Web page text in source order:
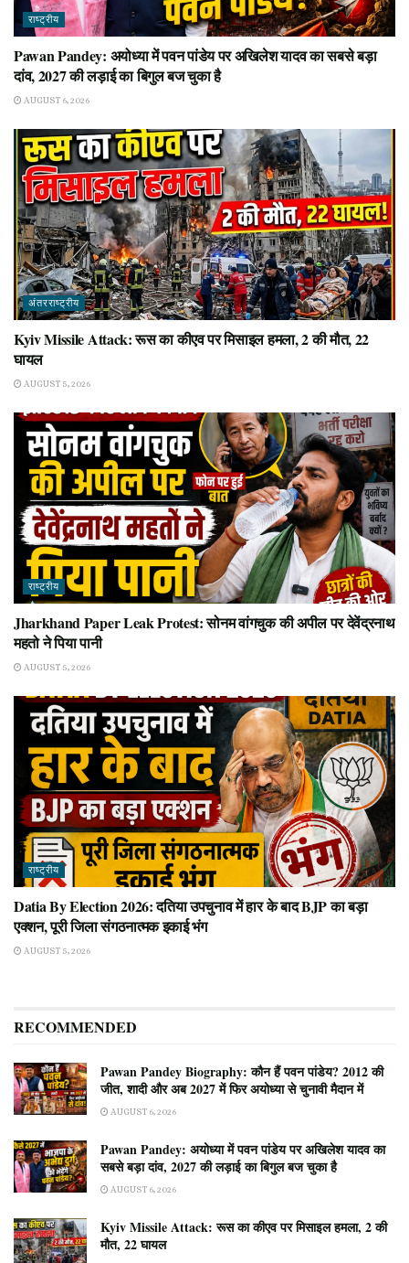
राष्ट्रीय
Pawan Pandey: अयोध्या में पवन पांडेय पर अखिलेश यादव का सबसे बड़ा
दांव, 2027 की लड़ाई का बिगुल बज चुका है
AUGUST 6, 2026
अंतरराष्ट्रीय
Kyiv Missile Attack: रूस का कीएव पर मिसाइल हमला, 2 की मौत, 22
घायल
AUGUST 5, 2026
राष्ट्रीय
Jharkhand Paper Leak Protest: सोनम वांगचुक की अपील पर देवेंद्रनाथ
महतो ने पिया पानी
AUGUST 5, 2026
राष्ट्रीय
Datia By Election 2026: दतिया उपचुनाव में हार के बाद BJP का बड़ा
एक्शन, पूरी जिला संगठनात्मक इकाई भंग
AUGUST 5, 2026
RECOMMENDED
Pawan Pandey Biography: कौन हैं पवन पांडेय? 2012 की
जीत, शादी और अब 2027 में फिर अयोध्या से चुनावी मैदान में
AUGUST 6, 2026
Pawan Pandey: अयोध्या में पवन पांडेय पर अखिलेश यादव का
सबसे बड़ा दांव, 2027 की लड़ाई का बिगुल बज चुका है
AUGUST 6, 2026
Kyiv Missile Attack: रूस का कीएव पर मिसाइल हमला, 2 की
मौत, 22 घायल